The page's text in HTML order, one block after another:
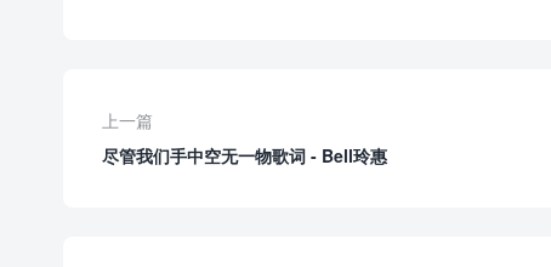
上一篇
尽管我们手中空无一物歌词 - Bell玲惠